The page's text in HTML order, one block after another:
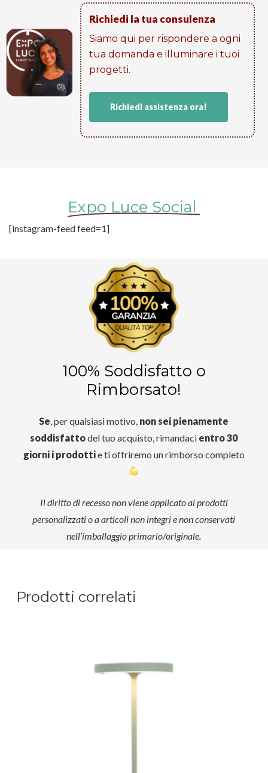
Richiedi la tua consulenza
Siamo qui per rispondere a ogni
tua domanda e illuminare i tuoi
progetti​.
Richiedi assistenza ora!
Expo Luce Social
[instagram-feed feed=1]
100% Soddisfatto o
Rimborsato!
Se , per qualsiasi motivo, non sei pienamente
soddisfattodel tuo acquisto, rimandaci entro 30
giorni i prodottie ti offriremo un rimborso completo
Il diritto di recesso non viene applicato ai prodotti
personalizzati o a articoli non integri e non conservati
nell’imballaggio primario/originale.
Prodotti correlati